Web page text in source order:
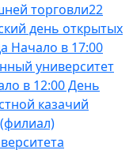
торговли22
день открытых
Начало в 17:00
университет
в 12:00 День
казачий